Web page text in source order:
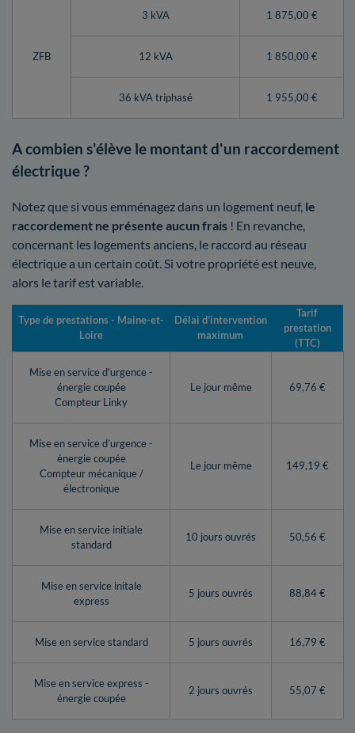
ZFB
3 kVA 1 875,00 €
12 kVA 1 850,00 €
36 kVA triphasé 1 955,00 €
A combien s'élève le montant d'un raccordement
électrique ?
Notez que si vous emménagez dans un logement neuf, le
raccordement ne présente aucun frais ! En revanche,
concernant les logements anciens, le raccord au réseau
électrique a un certain coût. Si votre propriété est neuve,
alors le tarif est variable.
Type de prestations - Maine-et-
Loire
Délai d’intervention
maximum
Tarif
prestation
(TTC)
Mise en service d'urgence -
énergie coupée
Compteur Linky
Le jour même 69,76 €
Mise en service d’urgence -
énergie coupée
Compteur mécanique /
électronique
Le jour même 149,19 €
Mise en service initiale
standard
10 jours ouvrés 50,56 €
Mise en service initale
express
5 jours ouvrés 88,84 €
Mise en service standard 5 jours ouvrés 16,79 €
Mise en service express -
énergie coupée
2 jours ouvrés 55,07 €